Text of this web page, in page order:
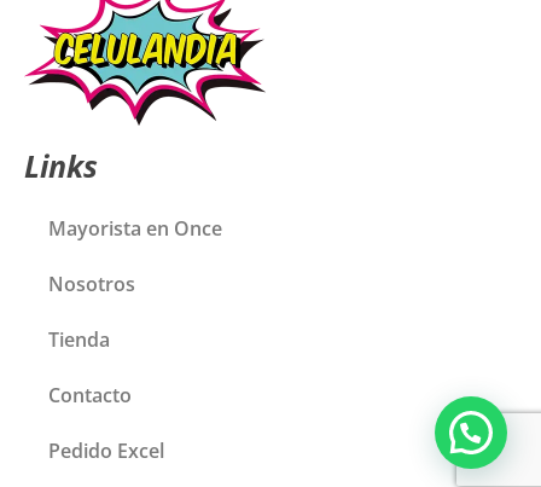
Links
Mayorista en Once
Nosotros
Tienda
Contacto
Pedido Excel